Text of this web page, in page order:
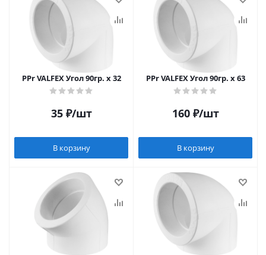
PPr VALFEX Угол 90гр. x 32
35₽/шт
В корзину
PPr VALFEX Угол 90гр. x 63
160₽/шт
В корзину